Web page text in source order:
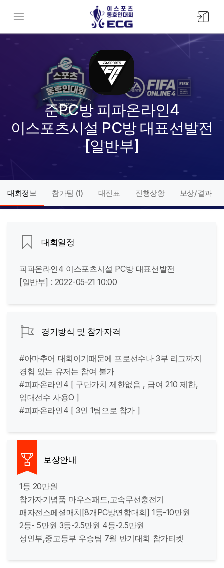
메뉴버튼
준PC방 피파온라인4
이스포츠시설 PC방 대표선발전
[일반부]
대회정보 참가팀 (1) 대진표 진행상황 보상/결과
대회일정
피파온라인4 이스포츠시설 PC방 대표선발전
[일반부] : 2022-05-21 10:00
경기방식 및 참가자격
#아마추어 대회이기때문에 프로선수나 3부 리그까지
경험 있는 유저는 참여 불가
#피파온라인4 [ 구단가치 제한없음 , 급여 210 제한,
임대선수 사용O ]
#피파온라인4 [ 3인 1팀으로 참가 ]
보상안내
1등 20만원
참가자기념품 마우스패드,고속무선충전기
패자전스페셜매치[8개PC방연합대회] 1등-10만원
2등- 5만원 3등-2.5만원 4등-2.5만원
성인부,중고등부 우승팀 7월 반기대회 참가티켓